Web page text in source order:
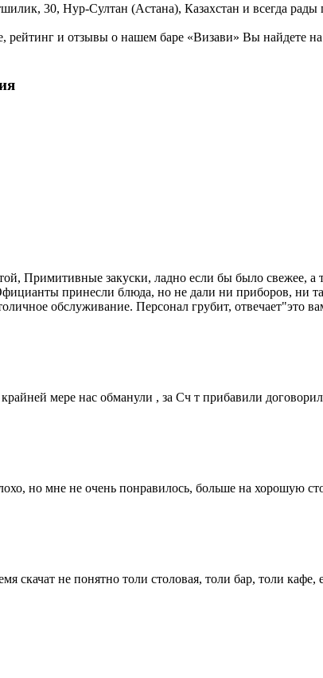
30, Нур-Султан (Астана), Казахстан и всегда рады
и отзывы о нашем баре «Визави» Вы найдете
Примитивные закуски, ладно если бы было свежее, а
принесли блюда, но не дали ни приборов, ни
обслуживание. Персонал грубит, отвечает"это
мере нас обманули , за Сч т прибавили
но мне не очень понравилось, больше на хорошую
скачат не понятно толи столовая, толи бар, толи